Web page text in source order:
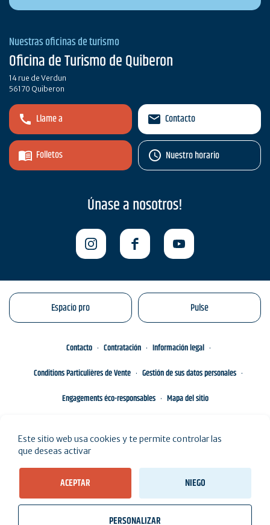
Nuestras oficinas de turismo
Oficina de Turismo de Quiberon
14 rue de Verdun
56170 Quiberon
Llame a
Folletos
Contacto
Nuestro horario
Únase a nosotros!
Espacio pro Pulse
Contacto Contratación
Información legal
Conditions Particulières de Vente
Gestión de sus datos personales
Engagements éco-responsables
Mapa del sitio
Este sitio web usa cookies y te permite controlar las
que deseas activar
ACEPTAR NIEGO
PERSONALIZAR